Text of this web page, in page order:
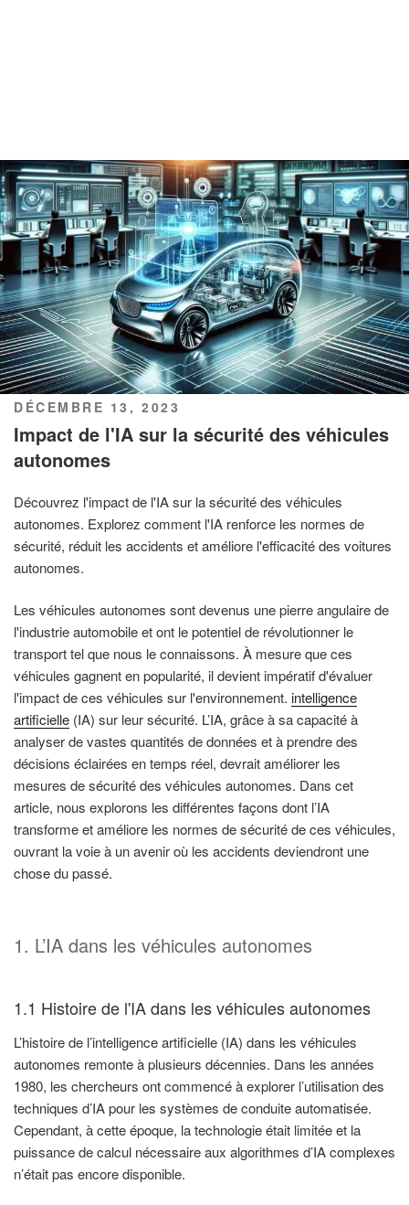
PUBLIÉ
LE
DÉCEMBRE 13, 2023
Impact de l'IA sur la sécurité des véhicules
autonomes
Découvrez l'impact de l'IA sur la sécurité des véhicules
autonomes. Explorez comment l'IA renforce les normes de
sécurité, réduit les accidents et améliore l'efficacité des voitures
autonomes.
Les véhicules autonomes sont devenus une pierre angulaire de
l'industrie automobile et ont le potentiel de révolutionner le
transport tel que nous le connaissons. À mesure que ces
véhicules gagnent en popularité, il devient impératif d'évaluer
l'impact de ces véhicules sur l'environnement. intelligence
artificielle (IA) sur leur sécurité. L’IA, grâce à sa capacité à
analyser de vastes quantités de données et à prendre des
décisions éclairées en temps réel, devrait améliorer les
mesures de sécurité des véhicules autonomes. Dans cet
article, nous explorons les différentes façons dont l’IA
transforme et améliore les normes de sécurité de ces véhicules,
ouvrant la voie à un avenir où les accidents deviendront une
chose du passé.
1. L’IA dans les véhicules autonomes
1.1 Histoire de l'IA dans les véhicules autonomes
L’histoire de l’intelligence artificielle (IA) dans les véhicules
autonomes remonte à plusieurs décennies. Dans les années
1980, les chercheurs ont commencé à explorer l’utilisation des
techniques d’IA pour les systèmes de conduite automatisée.
Cependant, à cette époque, la technologie était limitée et la
puissance de calcul nécessaire aux algorithmes d’IA complexes
n’était pas encore disponible.